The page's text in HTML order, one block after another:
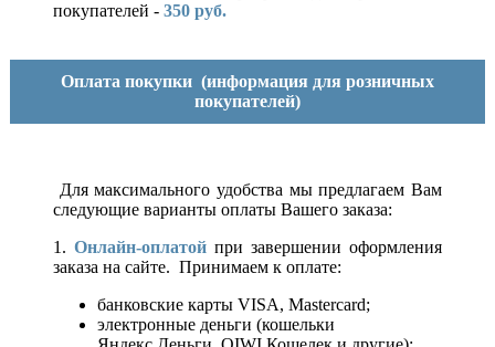
покупателей - 350 руб.
Оплата покупки (информация для розничных
покупателей)
Для максимального удобства мы предлагаем Вам
следующие варианты оплаты Вашего заказа:
1. Онлайн-оплатой при завершении оформления
заказа на сайте. Принимаем к оплате:
банковские карты VISA, Mastercard;
электронные деньги (кошельки